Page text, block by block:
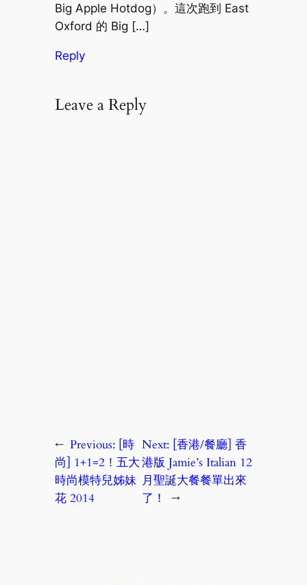
Big Apple Hotdog）。這次跑到 East
Oxford 的 Big […]
Reply
Leave a Reply
← Previous: [時
尚] 1+1=2！五大
時尚模特兒姊妹
花 2014
Next: [香港/餐廳] 香
港版 Jamie’s Italian 12
月聖誕大餐餐單出來
了！
→